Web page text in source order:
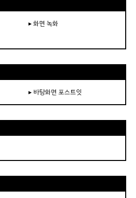
▸ 화면 녹화
▸ 바탕화면 포스트잇